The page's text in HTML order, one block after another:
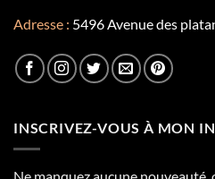
du
produit
Adresse : 5496 Avenue des
INSCRIVEZ-VOUS À MON